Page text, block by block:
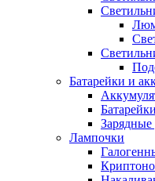
Батарейки и
Батарейки
Зарядные
Лампочки